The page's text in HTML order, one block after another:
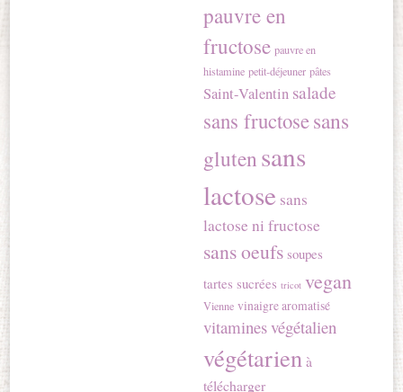
pauvre en
fructose pauvre en
histamine petit-déjeuner pâtes
Saint-Valentin salade
sans fructosesans
glutensans
lactose sans
lactose ni fructose
sans oeufs soupes
tartes sucrées tricot vegan
Vienne vinaigre aromatisé
vitaminesvégétalien
végétarien à
télécharger